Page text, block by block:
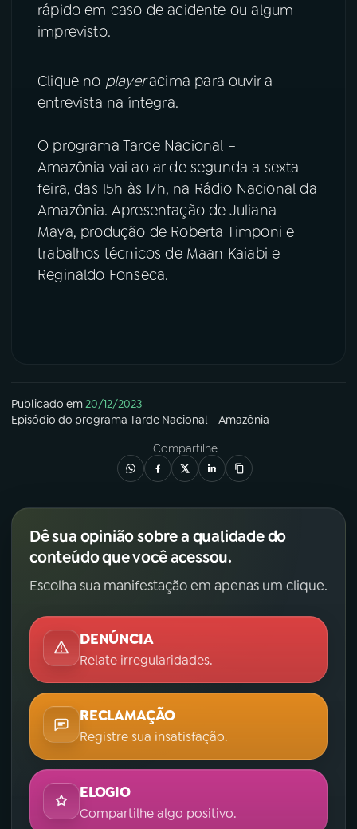
rápido em caso de acidente ou algum
imprevisto.
Clique no playeracima para ouvir a
entrevista na íntegra.
O programa Tarde Nacional –
Amazônia vai ao ar de segunda a sexta-
feira, das 15h às 17h, na Rádio Nacional da
Amazônia. Apresentação de Juliana
Maya, produção de Roberta Timponi e
trabalhos técnicos de Maan Kaiabi e
Reginaldo Fonseca.
Publicado em20/12/2023
Episódio do programa Tarde Nacional - Amazônia
Compartilhe
Dê sua opinião sobre a qualidade do
conteúdo que você acessou.
Escolha sua manifestação em apenas um clique.
DENÚNCIA
Relate irregularidades.
RECLAMAÇÃO
Registre sua insatisfação.
ELOGIO
Compartilhe algo positivo.